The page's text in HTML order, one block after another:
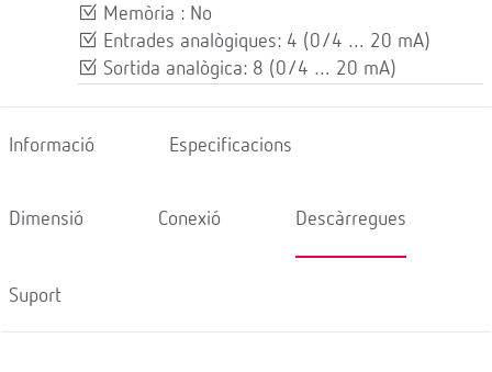
Memòria : No
Entrades analògiques: 4 (0/4 … 20 mA)
Sortida analògica: 8 (0/4 … 20 mA)
Informació Especificacions
Dimensió Conexió Descàrregues
Suport